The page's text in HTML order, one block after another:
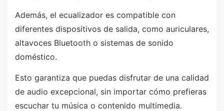
Además, el ecualizador es compatible con
diferentes dispositivos de salida, como auriculares,
altavoces Bluetooth o sistemas de sonido
doméstico.
Esto garantiza que puedas disfrutar de una calidad
de audio excepcional, sin importar cómo prefieras
escuchar tu música o contenido multimedia.